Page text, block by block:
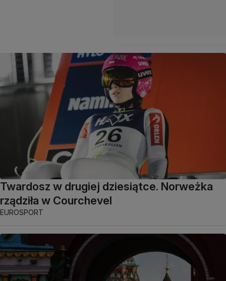
Twardosz w drugiej dziesiątce. Norweżka
rządziła w Courchevel
EUROSPORT